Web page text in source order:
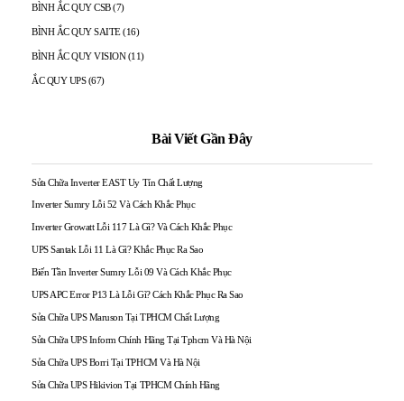
BÌNH ẮC QUY CSB (7)
BÌNH ẮC QUY SAITE (16)
BÌNH ẮC QUY VISION (11)
ẮC QUY UPS (67)
Bài Viết Gần Đây
Sửa Chữa Inverter EAST Uy Tín Chất Lượng
Inverter Sumry Lỗi 52 Và Cách Khắc Phục
Inverter Growatt Lỗi 117 Là Gì? Và Cách Khắc Phục
UPS Santak Lỗi 11 Là Gì? Khắc Phục Ra Sao
Biến Tần Inverter Sumry Lỗi 09 Và Cách Khắc Phục
UPS APC Error P13 Là Lỗi Gì? Cách Khắc Phục Ra Sao
Sửa Chữa UPS Maruson Tại TPHCM Chất Lượng
Sửa Chữa UPS Inform Chính Hãng Tại Tphcm Và Hà Nội
Sửa Chữa UPS Borri Tại TPHCM Và Hà Nội
Sửa Chữa UPS Hikivion Tại TPHCM Chính Hãng